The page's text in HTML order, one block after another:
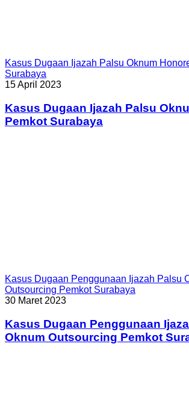
Kasus Dugaan Ijazah Palsu Oknum
Surabaya
15 April 2023
Kasus Dugaan Ijazah Palsu
Pemkot Surabaya
Kasus Dugaan Penggunaan Ijazah Palsu
Outsourcing Pemkot Surabaya
30 Maret 2023
Kasus Dugaan Penggunaan
Oknum Outsourcing Pemkot